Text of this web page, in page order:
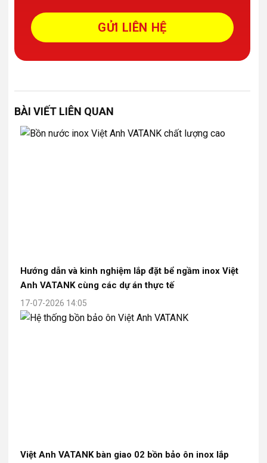
BÀI VIẾT LIÊN QUAN
Hướng dẫn và kinh nghiệm lắp đặt bể ngầm inox Việt
Anh VATANK cùng các dự án thực tế
17-07-2026 14:05
Việt Anh VATANK bàn giao 02 bồn bảo ôn inox lắp